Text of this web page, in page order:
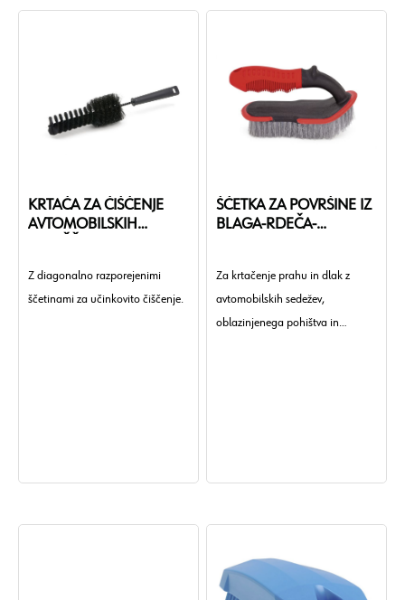
KRTAČA ZA ČIŠČENJE
AVTOMOBILSKIH
Z diagonalno razporejenimi
ščetinami za učinkovito čiščenje.
ŠČETKA ZA POVRŠINE IZ
BLAGA-RDEČA-
Za krtačenje prahu in dlak z
avtomobilskih sedežev,
oblazinjenega pohištva in